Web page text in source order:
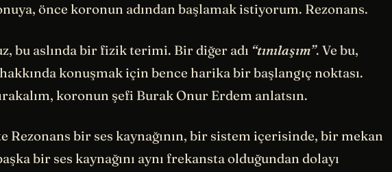
önce koronun adından başlamak istiyorum. Rezonans.
bu aslında bir fizik terimi. Bir diğer adı “tınılaşım”. Ve bu,
konuşmak için bence harika bir başlangıç noktası.
koronun şefi Burak Onur Erdem anlatsın.
Rezonans bir ses kaynağının, bir sistem içerisinde, bir mekan
bir ses kaynağını aynı frekansta olduğundan dolayı